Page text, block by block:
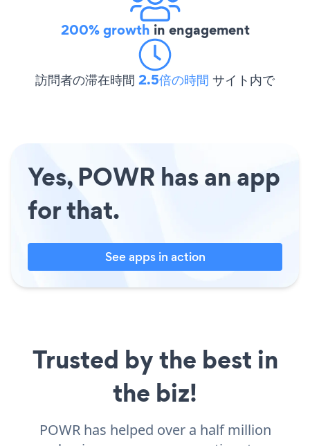
200% growth in engagement
訪問者の滞在時間 2.5倍の時間 サイト内で
Yes, POWR has an app
for that.
See apps in action
Trusted by the best in
the biz!
POWR has helped over a half million